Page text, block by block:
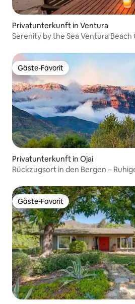
Privatunterkunft in Ventura
Serenity by the Sea Ventura
Gäste-Favorit
Gäste-Favorit
Privatunterkunft in Ojai
Rückzugsort in den Bergen –
Gäste-Favorit
Gäste-Favorit